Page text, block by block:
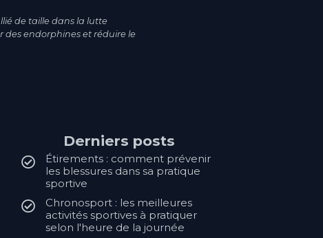
de taille dans la lutte
des endorphines et réduire le
Derniers posts
Étirements : comment prévenir
les blessures dans sa pratique
sportive
Chronosport : les meilleures
activités sportives à pratiquer
selon l'heure de la journée